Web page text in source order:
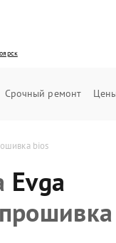
Срочный ремонт
bios
Evga